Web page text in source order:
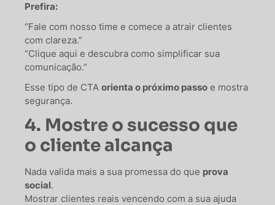
Prefira:
“Fale com nosso time e comece a atrair clientes
com clareza.”
“Clique aqui e descubra como simplificar sua
comunicação.”
Esse tipo de CTA orienta o próximo passo e mostra
segurança.
4. Mostre o sucesso que
o cliente alcança
Nada valida mais a sua promessa do que prova
social.
Mostrar clientes reais vencendo com a sua ajuda